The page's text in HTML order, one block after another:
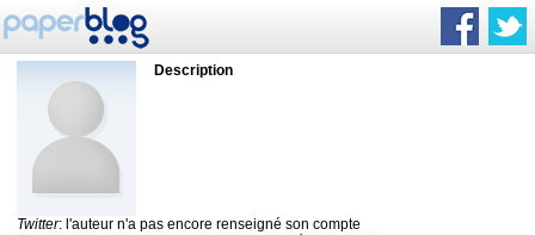
Description
Twitter: l'auteur n'a pas encore renseigné son compte